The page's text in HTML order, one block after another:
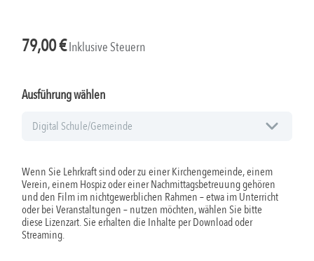
79,00€Inklusive Steuern
Ausführung wählen
Wenn Sie Lehrkraft sind oder zu einer Kirchengemeinde, einem
Verein, einem Hospiz oder einer Nachmittagsbetreuung gehören
und den Film im nichtgewerblichen Rahmen – etwa im Unterricht
oder bei Veranstaltungen – nutzen möchten, wählen Sie bitte
diese Lizenzart. Sie erhalten die Inhalte per Download oder
Streaming.